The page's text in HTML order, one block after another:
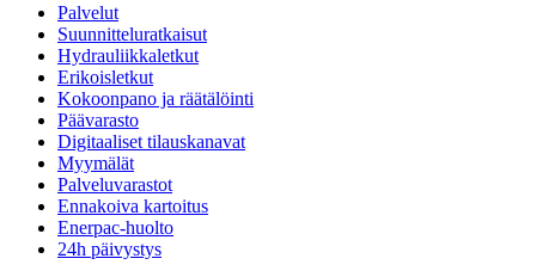
Palvelut
Suunnitteluratkaisut
Hydrauliikkaletkut
Erikoisletkut
Kokoonpano ja räätälöinti
Päävarasto
Digitaaliset tilauskanavat
Myymälät
Palveluvarastot
Ennakoiva kartoitus
Enerpac-huolto
24h päivystys